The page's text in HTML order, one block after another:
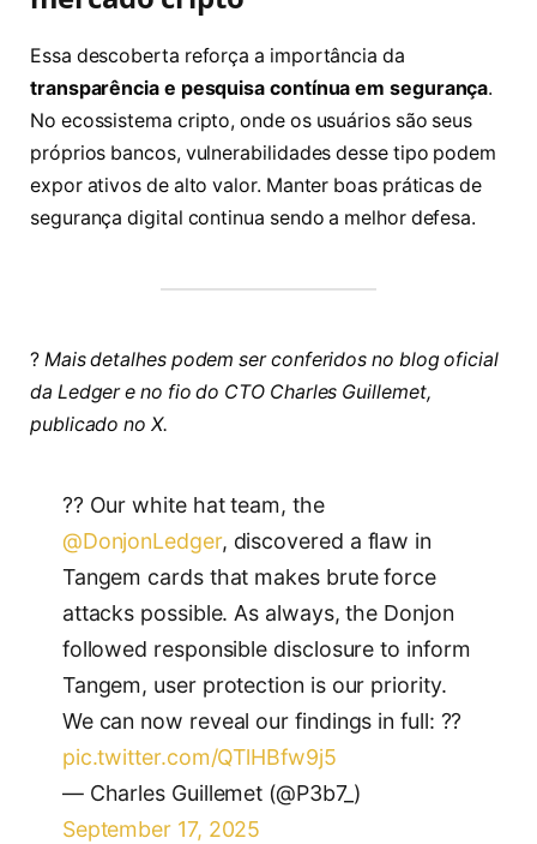
Essa descoberta reforça a importância da
transparência e pesquisa contínua em segurança.
No ecossistema cripto, onde os usuários são seus
próprios bancos, vulnerabilidades desse tipo podem
expor ativos de alto valor. Manter boas práticas de
segurança digital continua sendo a melhor defesa.
? Mais detalhes podem ser conferidos no blog oficial
da Ledger e no fio do CTO Charles Guillemet,
publicado no X.
?? Our white hat team, the
@DonjonLedger, discovered a flaw in
Tangem cards that makes brute force
attacks possible. As always, the Donjon
followed responsible disclosure to inform
Tangem, user protection is our priority.
We can now reveal our findings in full: ??
pic.twitter.com/QTlHBfw9j5
— Charles Guillemet (@P3b7_)
September 17, 2025